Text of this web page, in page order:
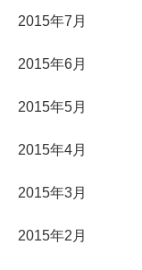
2015年7月
2015年6月
2015年5月
2015年4月
2015年3月
2015年2月